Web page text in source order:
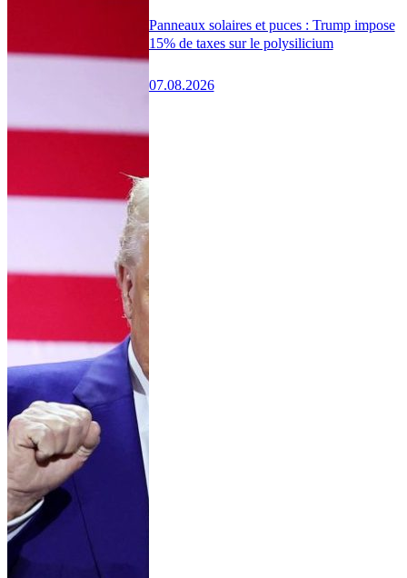
Panneaux solaires et puces : Trump impose
15% de taxes sur le polysilicium
07.08.2026